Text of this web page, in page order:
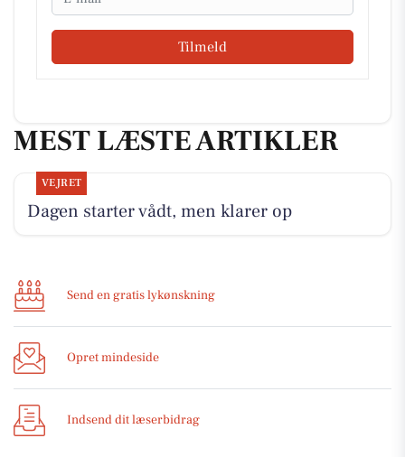
Tilmeld
MEST LÆSTE ARTIKLER
VEJRET
Dagen starter vådt, men klarer op
Send en gratis lykønskning
Opret mindeside
Indsend dit læserbidrag